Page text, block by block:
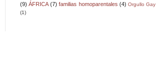
(9) ÁFRICA (7) familias homoparentales (4) Orgullo Gay
(1)